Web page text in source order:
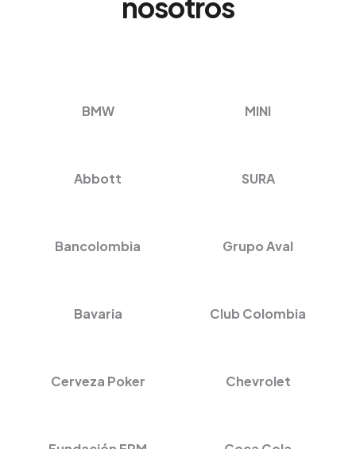
BMW MINI
Abbott SURA
Bancolombia Grupo Aval
Bavaria Club Colombia
Cerveza Poker Chevrolet